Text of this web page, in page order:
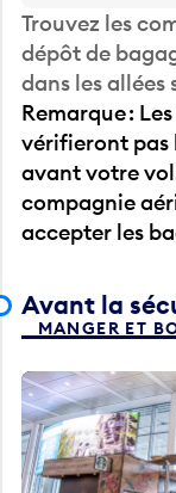
Trouvez les
dépôt de
dans les allées
Remarque :
vérifieront pas
avant votre
compagnie
accepter les
Avant la
MANGER ET